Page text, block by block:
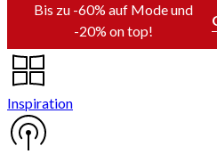
Bis zu -60% auf Mode und
-20% on top!
Inspiration